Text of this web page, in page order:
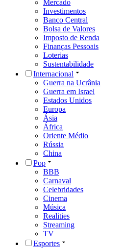
Mercado
Investimentos
Banco Central
Bolsa de Valores
Imposto de Renda
Finanças Pessoais
Loterias
Sustentabilidade
Internacional
Guerra na Ucrânia
Guerra em Israel
Estados Unidos
Europa
Ásia
África
Oriente Médio
Rússia
China
Pop
BBB
Carnaval
Celebridades
Cinema
Música
Realities
Streaming
TV
Esportes